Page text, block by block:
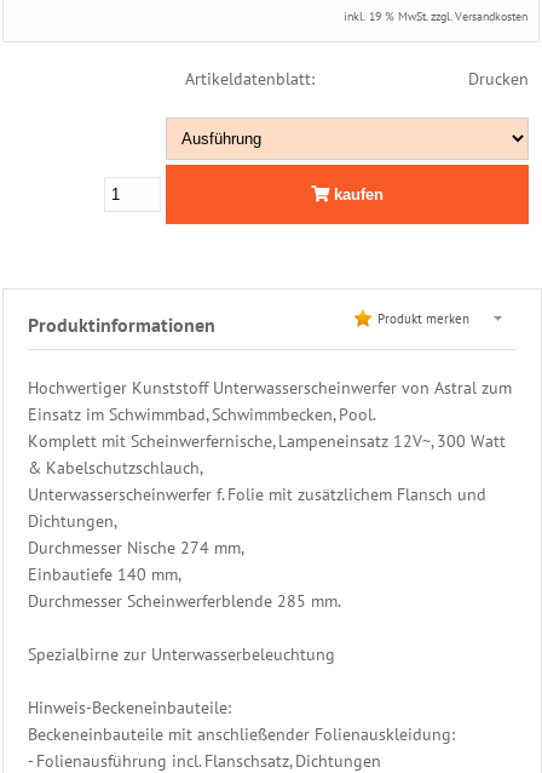
inkl. 19 % MwSt. zzgl.Versandkosten
Artikeldatenblatt: Drucken
kaufen
Produktinformationen Produkt merken
Hochwertiger Kunststoff Unterwasserscheinwerfer von Astral zum
Einsatz im Schwimmbad, Schwimmbecken, Pool.
Komplett mit Scheinwerfernische, Lampeneinsatz 12V~, 300 Watt
& Kabelschutzschlauch,
Unterwasserscheinwerfer f. Folie mit zusätzlichem Flansch und
Dichtungen,
Durchmesser Nische 274 mm,
Einbautiefe 140 mm,
Durchmesser Scheinwerferblende 285 mm.
Spezialbirne zur Unterwasserbeleuchtung
Hinweis-Beckeneinbauteile:
Beckeneinbauteile mit anschließender Folienauskleidung:
- Folienausführung incl. Flanschsatz, Dichtungen
Skimmer
Zubehör
Einhänge
Skimmer
Info
Rotguss
Edelstahl
Becken
Abdeckung
Edelstahl
Edelstahl
Dusche